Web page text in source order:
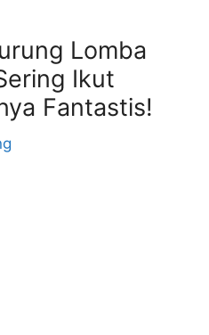
Lomba
Ikut
Fantastis!